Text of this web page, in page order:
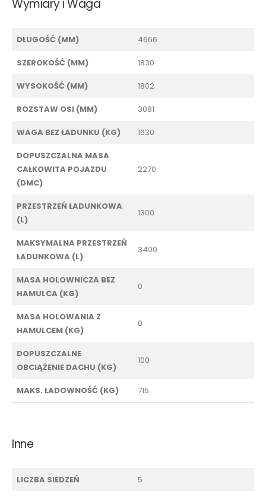
Wymiary i Waga
DŁUGOŚĆ (MM) 4666
SZEROKOŚĆ (MM) 1830
WYSOKOŚĆ (MM) 1802
ROZSTAW OSI (MM) 3081
WAGA BEZ ŁADUNKU (KG) 1630
DOPUSZCZALNA MASA
CAŁKOWITA POJAZDU
(DMC)
2270
PRZESTRZEŃ ŁADUNKOWA
(L)
1300
MAKSYMALNA PRZESTRZEŃ
ŁADUNKOWA (L)
3400
MASA HOLOWNICZA BEZ
HAMULCA (KG)
0
MASA HOLOWANIA Z
HAMULCEM (KG)
0
DOPUSZCZALNE
OBCIĄŻENIE DACHU (KG)
100
MAKS. ŁADOWNOŚĆ (KG) 715
Inne
LICZBA SIEDZEŃ 5